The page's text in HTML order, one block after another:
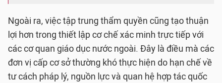
Ngoài ra, việc tập trung thẩm quyền cũng tạo thuận
lợi hơn trong thiết lập cơ chế xác minh trực tiếp với
các cơ quan giáo dục nước ngoài. Đây là điều mà các
đơn vị cấp cơ sở thường khó thực hiện do hạn chế về
tư cách pháp lý, nguồn lực và quan hệ hợp tác quốc